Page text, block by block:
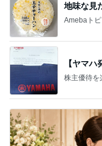
地味な見
Amebaト
【ヤマ
株主優待を